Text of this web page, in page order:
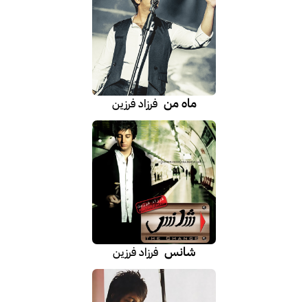
ماه من فرزاد فرزین
شانس فرزاد فرزین